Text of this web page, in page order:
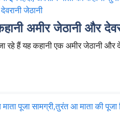
अमीर जेठानी और
हैं यह कहानी एक अमीर जेठानी और